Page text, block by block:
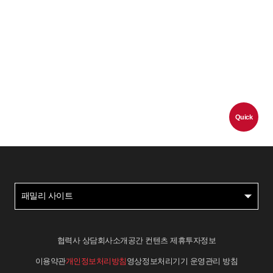
Quick
패밀리 사이트
협력사 상담회사소개 공간 컨텐츠 제휴투자정보
이용약관개인정보처리방침 영상정보처리기기 운영관리 방침